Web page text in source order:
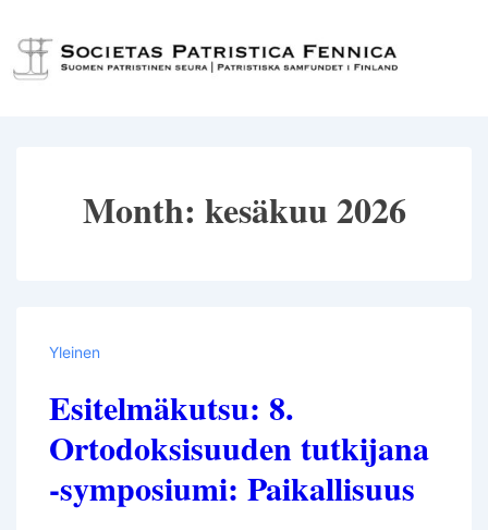
Siirry
pääsisältöön
Month: kesäkuu 2026
Yleinen
Esitelmäkutsu: 8.
Ortodoksisuuden tutkijana
-symposiumi: Paikallisuus